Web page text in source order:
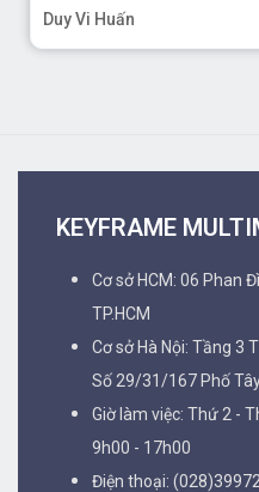
Duy Vi Huấn
KEYFRAME
Cơ sở HCM: 06 Phan
TP.HCM
Cơ sở Hà Nội: Tầng 3
Số 29/31/167 Phố Tây
Giờ làm việc: Thứ 2 -
9h00 - 17h00
Điện thoại: